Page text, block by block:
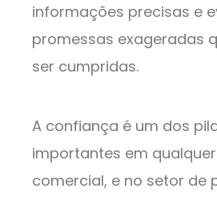
informações precisas e
promessas exageradas
ser cumpridas.
A confiança é um dos
importantes em
comercial, e no setor de